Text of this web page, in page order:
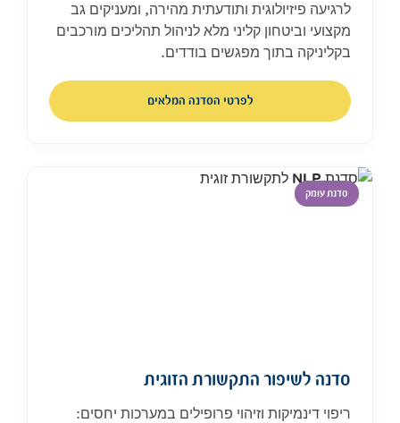
לרגיעה פיזיולוגית ותודעתית מהירה, ומעניקים גב
מקצועי וביטחון קליני מלא לניהול תהליכים מורכבים
בקליניקה בתוך מפגשים בודדים.
לפרטי הסדנה המלאים
סדנת עומק
סדנה לשיפור התקשורת הזוגית
ריפוי דינמיקות וזיהוי פרופילים במערכות יחסים: